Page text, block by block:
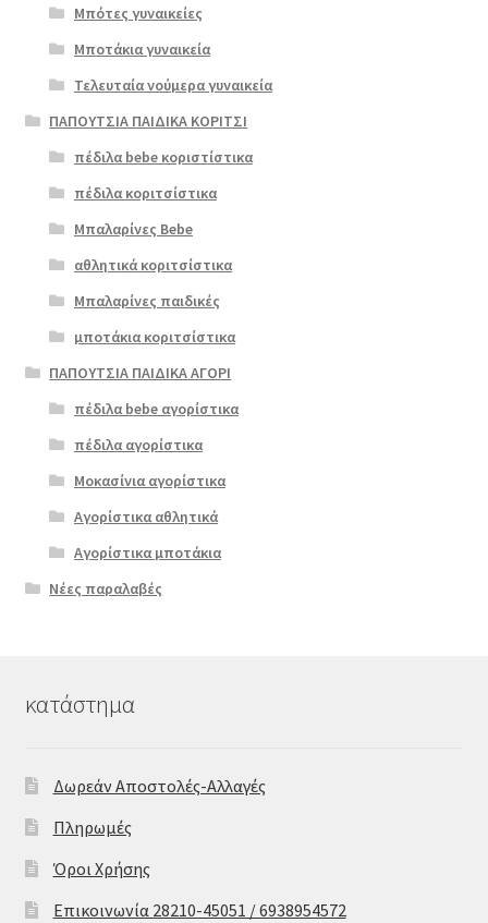
Μπότες γυναικείες
Μποτάκια γυναικεία
Τελευταία νούμερα γυναικεία
ΠΑΠΟΥΤΣΙΑ ΠΑΙΔΙΚΑ ΚΟΡΙΤΣΙ
πέδιλα bebe κοριστίστικα
πέδιλα κοριτσίστικα
Μπαλαρίνες Bebe
αθλητικά κοριτσίστικα
Μπαλαρίνες παιδικές
μποτάκια κοριτσίστικα
ΠΑΠΟΥΤΣΙΑ ΠΑΙΔΙΚΑ ΑΓΟΡΙ
πέδιλα bebe αγορίστικα
πέδιλα αγορίστικα
Μοκασίνια αγορίστικα
Αγορίστικα αθλητικά
Αγορίστικα μποτάκια
Νέες παραλαβές
κατάστημα
Δωρεάν Αποστολές-Αλλαγές
Πληρωμές
Όροι Χρήσης
Επικοινωνία 28210-45051 / 6938954572